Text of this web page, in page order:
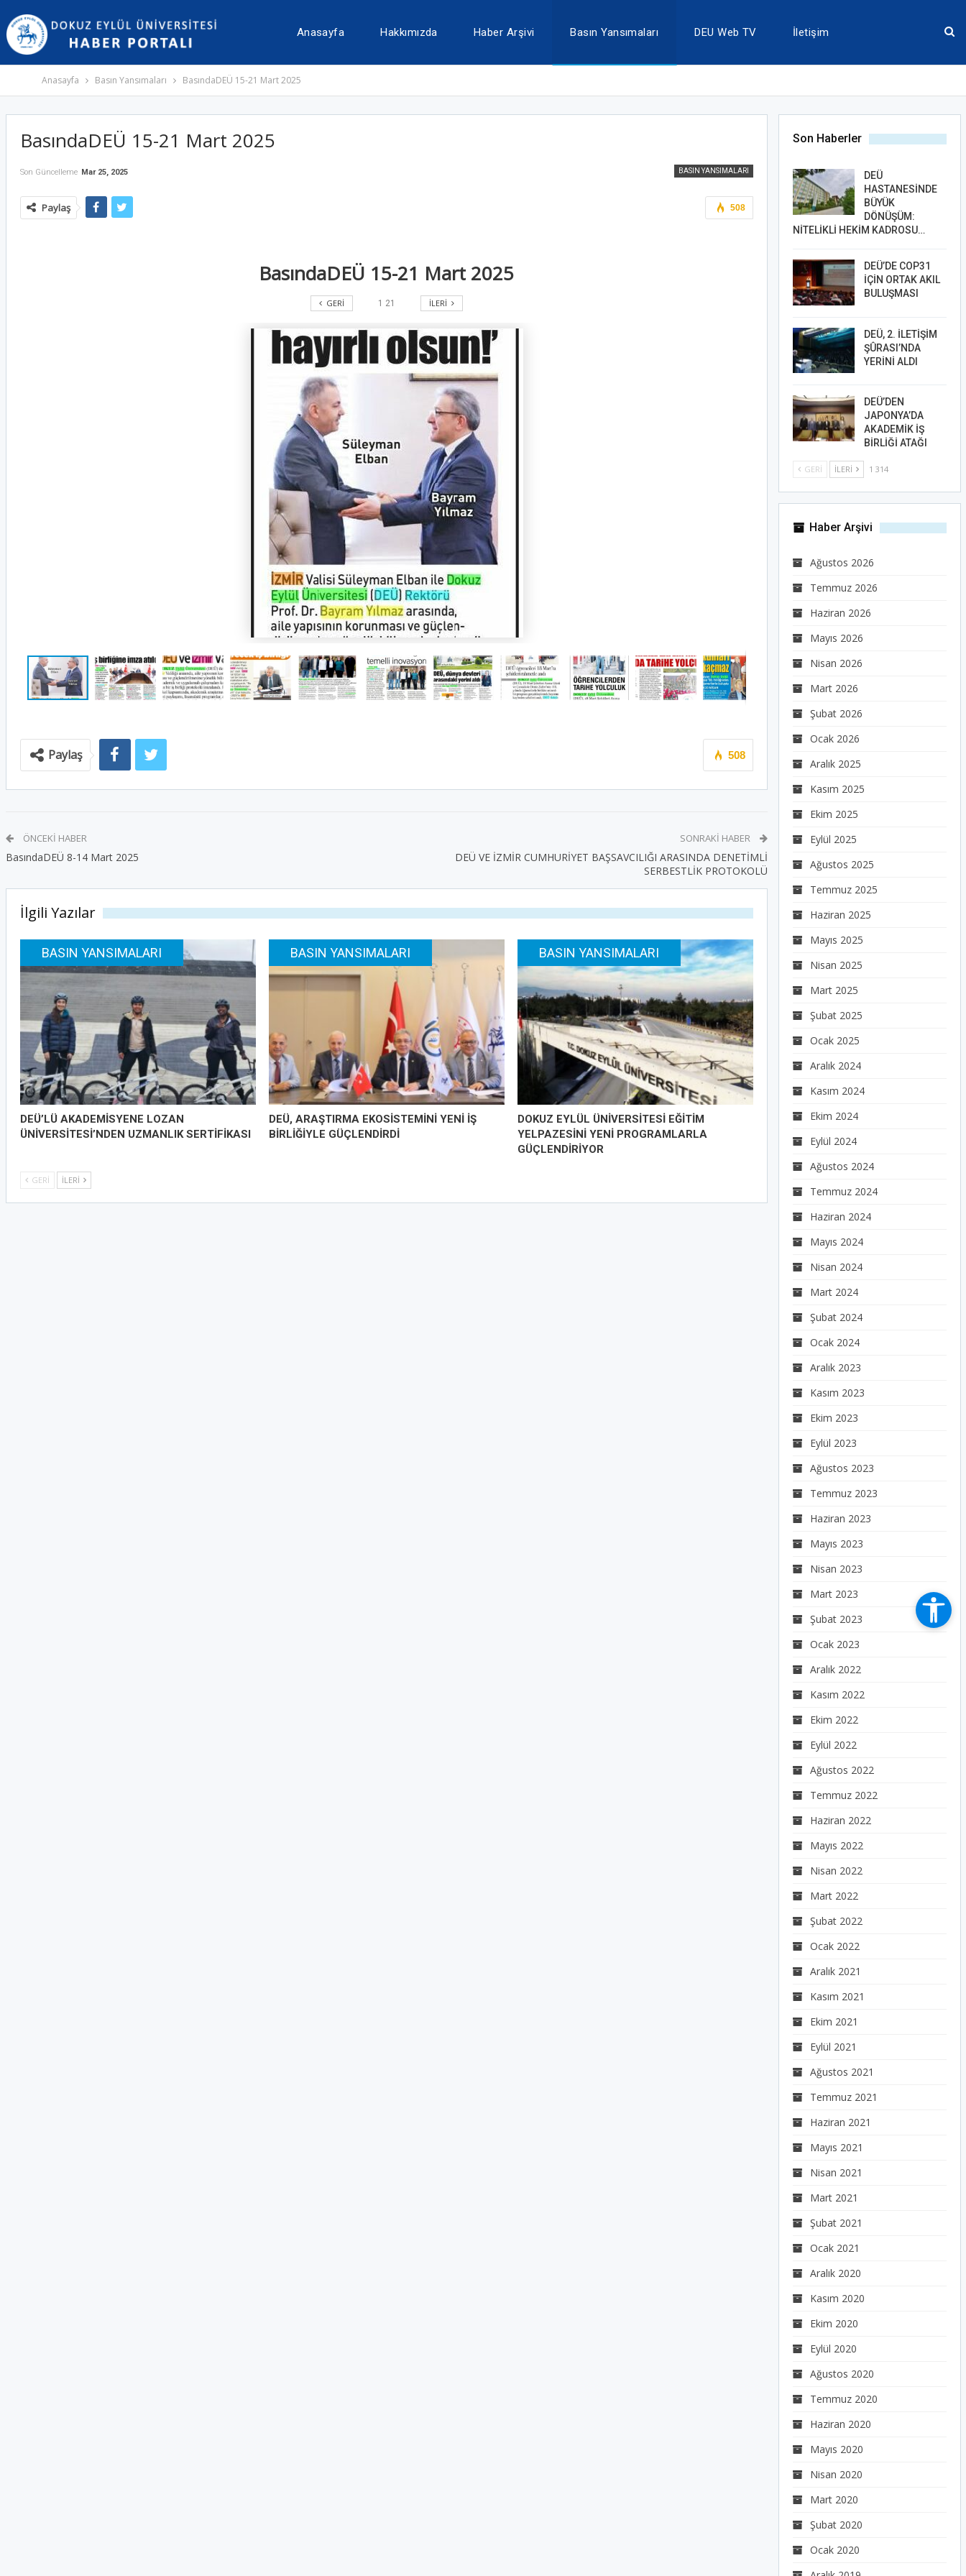
atla
atla
Anasayfa
Hakkımızda Haber Arşivi Basın Yansımaları DEU Web TV İletişim
Anasayfa Basın Yansımaları BasındaDEÜ 15-21 Mart 2025
BasındaDEÜ 15-21 Mart 2025
BASIN YANSIMALARI
Son Güncelleme Mar 25, 2025
508
Paylaş
BasındaDEÜ 15-21 Mart 2025
GERI 1 21 İLERI
508
Paylaş
ÖNCEKI HABER
BasındaDEÜ 8-14 Mart 2025
SONRAKI HABER
DEÜ VE İZMİR CUMHURİYET BAŞSAVCILIĞI ARASINDA DENETİMLİ
SERBESTLİK PROTOKOLÜ
İlgili Yazılar
BASIN YANSIMALARI
DEÜ’LÜ AKADEMİSYENE LOZAN
ÜNİVERSİTESİ’NDEN UZMANLIK SERTİFİKASI
BASIN YANSIMALARI
DEÜ, ARAŞTIRMA EKOSİSTEMİNİ YENİ İŞ
BİRLİĞİYLE GÜÇLENDİRDİ
BASIN YANSIMALARI
DOKUZ EYLÜL ÜNİVERSİTESİ EĞİTİM
YELPAZESİNİ YENİ PROGRAMLARLA
GÜÇLENDİRİYOR
GERI İLERI
Son Haberler
DEÜ
HASTANESİNDE
BÜYÜK
DÖNÜŞÜM:
NİTELİKLİ HEKİM KADROSU…
DEÜ’DE COP31
İÇİN ORTAK AKIL
BULUŞMASI
DEÜ, 2. İLETİŞİM
ŞÛRASI’NDA
YERİNİ ALDI
DEÜ’DEN
JAPONYA’DA
AKADEMİK İŞ
BİRLİĞİ ATAĞI
GERI İLERI 1 314
Haber Arşivi
Ağustos 2026
Temmuz 2026
Haziran 2026
Mayıs 2026
Nisan 2026
Mart 2026
Şubat 2026
Ocak 2026
Aralık 2025
Kasım 2025
Ekim 2025
Eylül 2025
Ağustos 2025
Temmuz 2025
Haziran 2025
Mayıs 2025
Nisan 2025
Mart 2025
Şubat 2025
Ocak 2025
Aralık 2024
Kasım 2024
Ekim 2024
Eylül 2024
Ağustos 2024
Temmuz 2024
Haziran 2024
Mayıs 2024
Nisan 2024
Mart 2024
Şubat 2024
Ocak 2024
Aralık 2023
Kasım 2023
Ekim 2023
Eylül 2023
Ağustos 2023
Temmuz 2023
Haziran 2023
Mayıs 2023
Nisan 2023
Mart 2023
Şubat 2023
Ocak 2023
Aralık 2022
Kasım 2022
Ekim 2022
Eylül 2022
Ağustos 2022
Temmuz 2022
Haziran 2022
Mayıs 2022
Nisan 2022
Mart 2022
Şubat 2022
Ocak 2022
Aralık 2021
Kasım 2021
Ekim 2021
Eylül 2021
Ağustos 2021
Temmuz 2021
Haziran 2021
Mayıs 2021
Nisan 2021
Mart 2021
Şubat 2021
Ocak 2021
Aralık 2020
Kasım 2020
Ekim 2020
Eylül 2020
Ağustos 2020
Temmuz 2020
Haziran 2020
Mayıs 2020
Nisan 2020
Mart 2020
Şubat 2020
Ocak 2020